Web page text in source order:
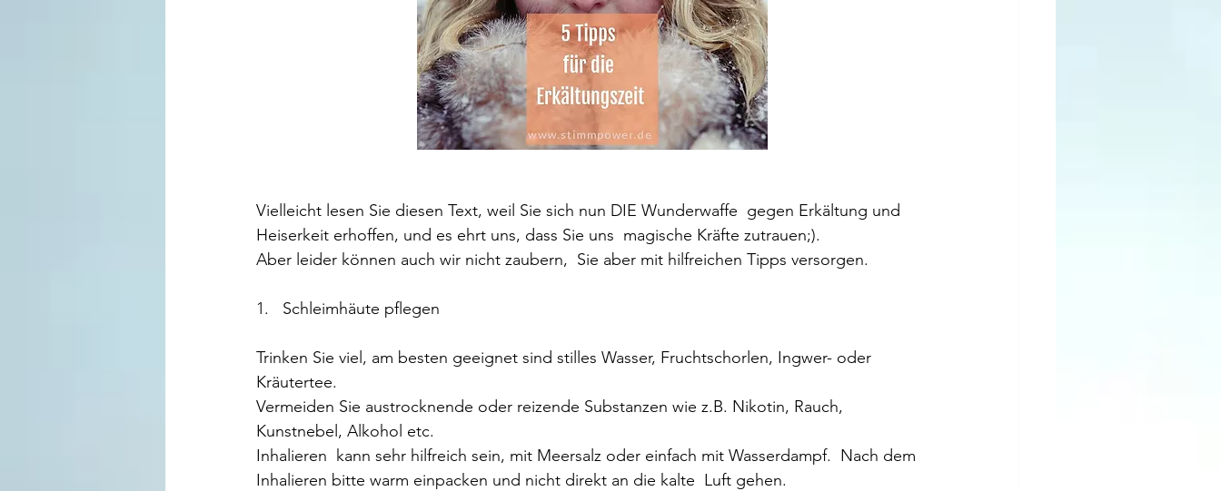
Vielleicht lesen Sie diesen Text, weil Sie sich nun DIE Wunderwaffe  gegen Erkältung und
Heiserkeit erhoffen, und es ehrt uns, dass Sie uns  magische Kräfte zutrauen;).
Aber leider können auch wir nicht zaubern,  Sie aber mit hilfreichen Tipps versorgen.
1.   Schleimhäute pflegen
Trinken Sie viel, am besten geeignet sind stilles Wasser, Fruchtschorlen, Ingwer- oder
Kräutertee.
Vermeiden Sie austrocknende oder reizende Substanzen wie z.B. Nikotin, Rauch,
Kunstnebel, Alkohol etc.
Inhalieren  kann sehr hilfreich sein, mit Meersalz oder einfach mit Wasserdampf.  Nach dem
Inhalieren bitte warm einpacken und nicht direkt an die kalte  Luft gehen.